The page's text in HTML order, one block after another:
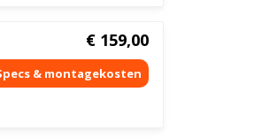
€ 159,00